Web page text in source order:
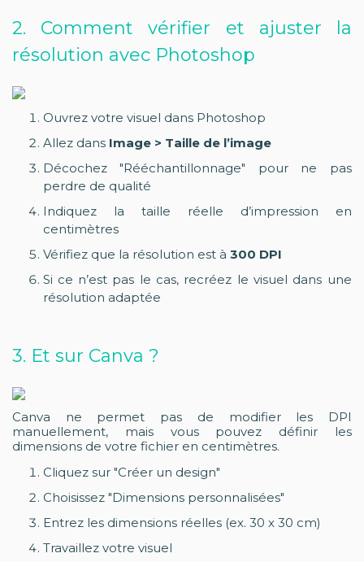
2. Comment vérifier et ajuster la
résolution avec Photoshop
Ouvrez votre visuel dans Photoshop
Allez dans Image > Taille de l’image
Décochez "Rééchantillonnage" pour ne pas
perdre de qualité
Indiquez la taille réelle d’impression en
centimètres
Vérifiez que la résolution est à 300 DPI
Si ce n’est pas le cas, recréez le visuel dans une
résolution adaptée
3. Et sur Canva ?
Canva ne permet pas de modifier les DPI
manuellement, mais vous pouvez définir les
dimensions de votre fichier en centimètres.
Cliquez sur "Créer un design"
Choisissez "Dimensions personnalisées"
Entrez les dimensions réelles (ex. 30 x 30 cm)
Travaillez votre visuel